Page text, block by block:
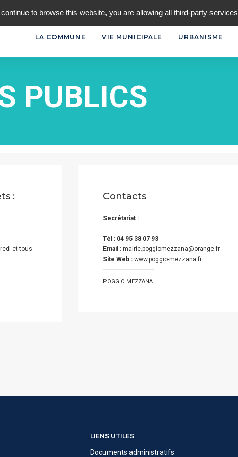
LA COMMUNE VIE MUNICIPALE URBANISME
PUBLICS
:
et tous
Contacts
Secrétariat :
Tél : 04 95 38 07 93
Email : mairie.poggiomezzana@orange.fr
Site Web : www.poggio-mezzana.fr
POGGIO MEZZANA
LIENS UTILES
Documents administratifs
to browse this website, you are allowing all third-party services